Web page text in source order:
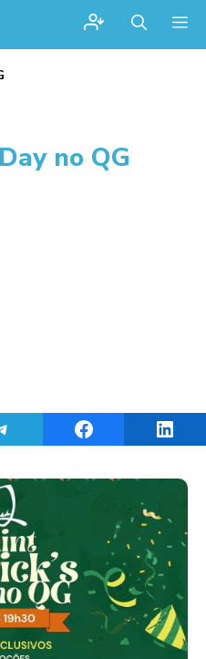
no QG
Share on TelegramShare on Facebook